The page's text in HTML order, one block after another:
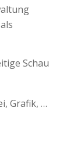
Schau
Grafik, …